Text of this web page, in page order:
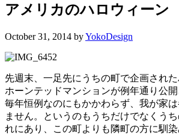
の
キ
ッ
ン
り・・・
アメリカのハロウィーン
October 31, 2014 byYokoDesign
先週末、一足先にうちの町で企画され
ホーンテッドマンションが例年通り公
毎年恒例なのにもかかわらず、我が家
ません。というのもうちだけでなくう
れにあり、この町よりも隣町の方に馴染